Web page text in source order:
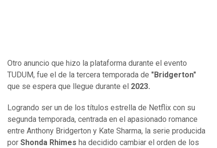
Otro anuncio que hizo la plataforma durante el evento
TUDUM, fue el de la tercera temporada de "Bridgerton"
que se espera que llegue durante el 2023.
Logrando ser un de los títulos estrella de Netflix con su
segunda temporada, centrada en el apasionado romance
entre Anthony Bridgerton y Kate Sharma, la serie producida
por Shonda Rhimes ha decidido cambiar el orden de los